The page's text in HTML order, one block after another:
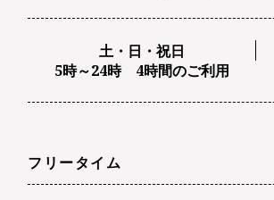
土・日・祝日
5時～24時 4時間のご利用
フリータイム